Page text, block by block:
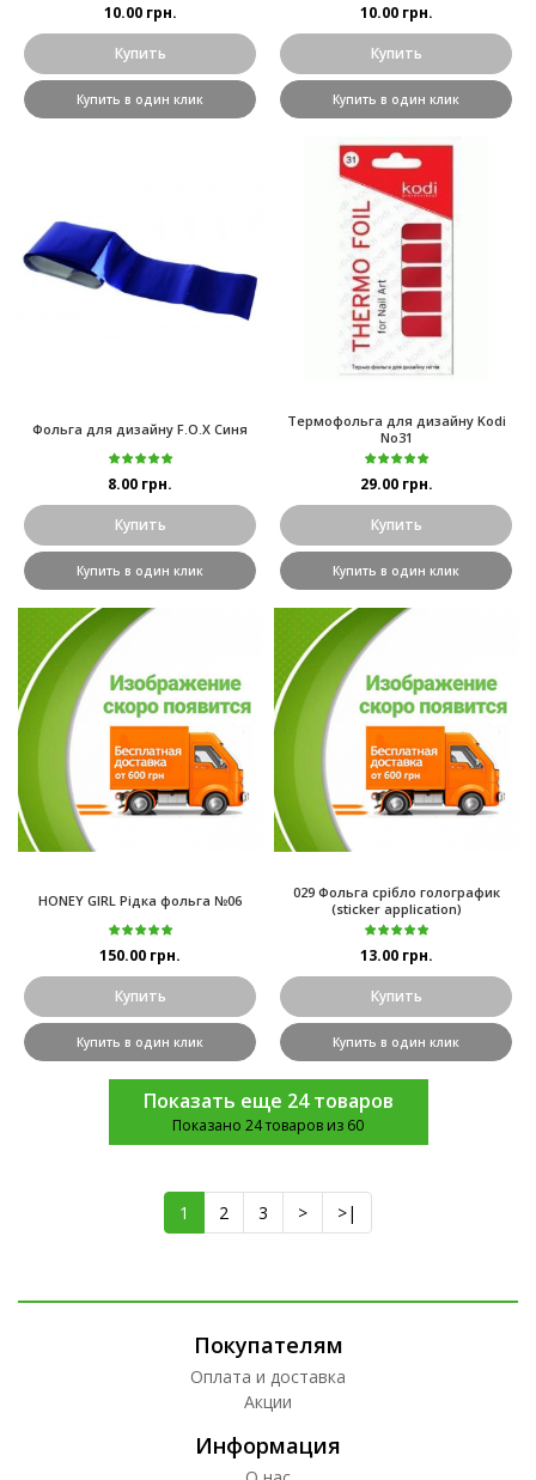
10.00 грн.
Купить
Купить в один клик
10.00 грн.
Купить
Купить в один клик
Фольга для дизайну F.O.X Синя
8.00 грн.
Купить
Купить в один клик
Термофольга для дизайну Kodi
No31
29.00 грн.
Купить
Купить в один клик
HONEY GIRL Рідка фольга №06
150.00 грн.
Купить
Купить в один клик
029 Фольга срібло голографик
(sticker application)
13.00 грн.
Купить
Купить в один клик
Показать еще 24 товаров
Показано 24 товаров из 60
1 2 3 > >|
Покупателям
Оплата и доставка
Акции
Информация